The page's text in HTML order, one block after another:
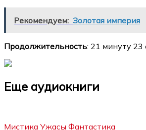
Рекомендуем: Золотая империя
Продолжительность: 21 минуту 23
Еще аудиокниги
Мистика Ужасы Фантастика